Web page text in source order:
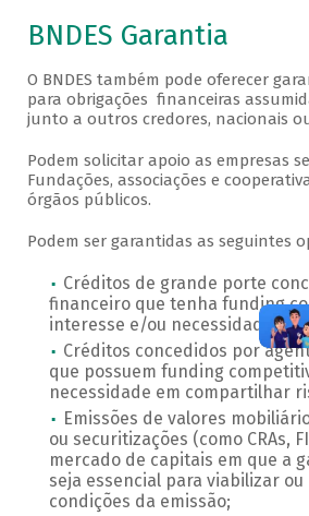
BNDES Garantia
O BNDES também pode oferecer
para obrigações financeiras
junto a outros credores, nacionais
Podem solicitar apoio as empresas
Fundações, associações e
órgãos públicos.
Podem ser garantidas as seguintes
Créditos de grande porte
financeiro que tenha funding
interesse e/ou necessidade
Créditos concedidos por
que possuem funding
necessidade em compartilhar
Emissões de valores
ou securitizações (como CRAs,
mercado de capitais em que a
seja essencial para viabilizar
condições da emissão;